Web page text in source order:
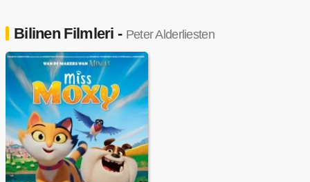
Bilinen Filmleri - Peter Alderliesten